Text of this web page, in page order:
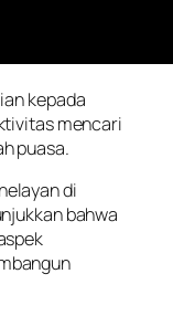
kepada
mencari
puasa.
di
bahwa